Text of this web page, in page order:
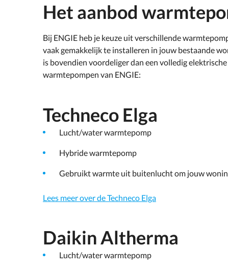
Het aanbod
Bij ENGIE heb je keuze uit verschillende
vaak gemakkelijk te installeren in jouw bestaande
is bovendien voordeliger dan een volledig
warmtepompen van ENGIE:
Techneco Elga
Lucht/water warmtepomp
Hybride warmtepomp
Gebruikt warmte uit buitenlucht om jouw
Lees meer over de Techneco Elga
Daikin Altherma
Lucht/water warmtepomp